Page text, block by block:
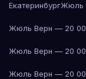
ЕкатеринбургЖюль
Жюль Верн — 20
Жюль Верн — 20
Жюль Верн — 20